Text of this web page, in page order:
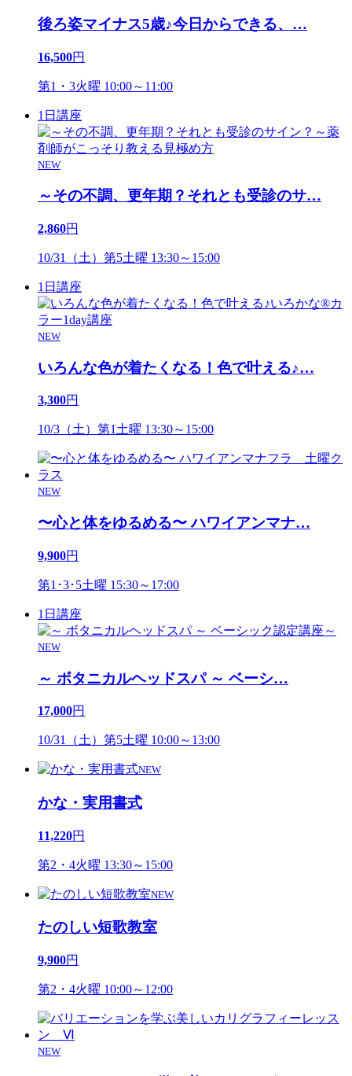
後ろ姿マイナス5歳♪今日からできる、 …
16,500円
第1・3火曜 10:00～11:00
1日講座
NEW
～その不調、更年期？それとも受診のサ…
2,860円
10/31（土）第5土曜 13:30～15:00
1日講座
NEW
いろんな色が着たくなる！色で叶える♪…
3,300円
10/3（土）第1土曜 13:30～15:00
NEW
〜心と体をゆるめる〜 ハワイアンマナ…
9,900円
第1･3･5土曜 15:30～17:00
1日講座
NEW
～ ボタニカルヘッドスパ ～ ベーシ…
17,000円
10/31（土）第5土曜 10:00～13:00
NEW
かな・実用書式
11,220円
第2・4火曜 13:30～15:00
NEW
たのしい短歌教室
9,900円
第2・4火曜 10:00～12:00
NEW